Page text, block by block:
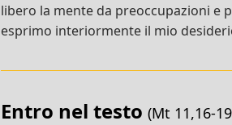
libero la mente da preoccupazioni e
esprimo interiormente il mio
Entro nel testo (Mt 11,16-